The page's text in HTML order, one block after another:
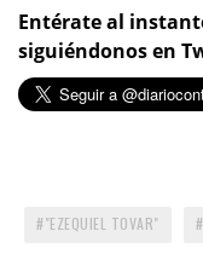
Entérate al
siguiéndonos en
"EZEQUIEL TOVAR"